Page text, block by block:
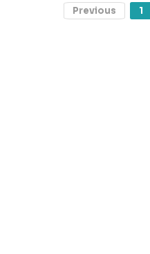
Previous 1